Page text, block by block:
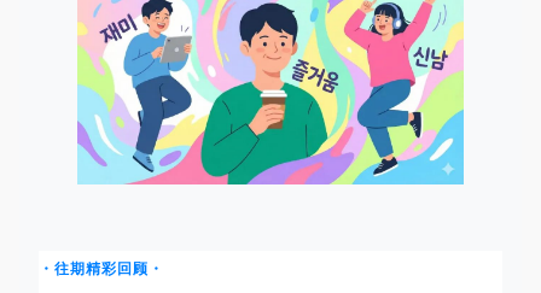
・往期精彩回顾・